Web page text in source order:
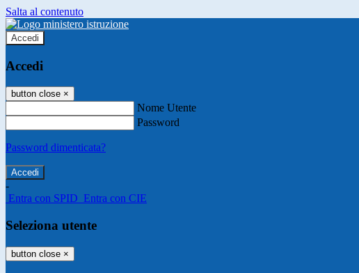
Salta al contenuto
Accedi
Accedi
button close ×
Nome Utente
Password
Password dimenticata?
-
Entra con SPID Entra con CIE
Seleziona utente
button close ×